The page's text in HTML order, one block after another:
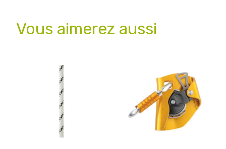
Vous aimerez aussi